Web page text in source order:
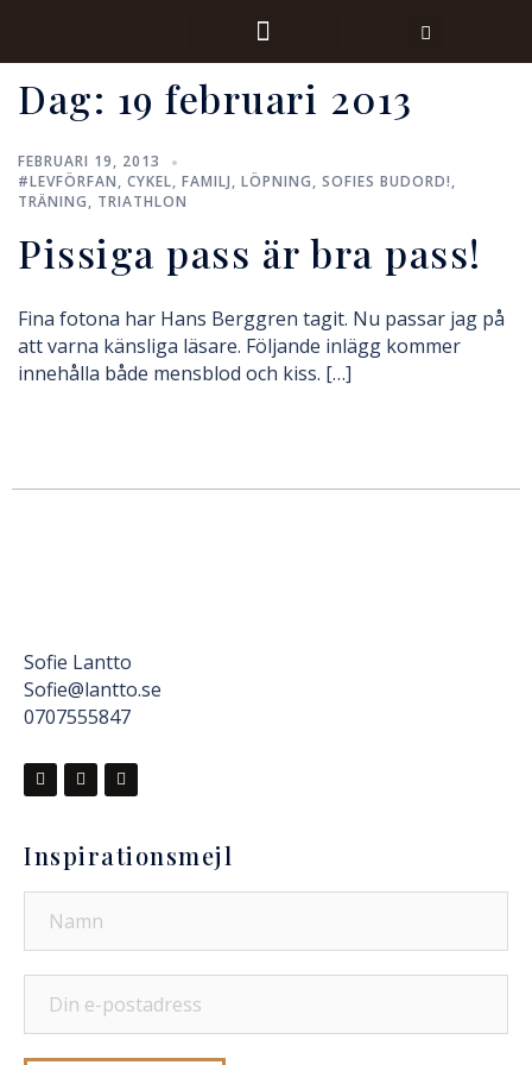
Dag: 19 februari 2013
FEBRUARI 19, 2013
#LEVFÖRFAN, CYKEL, FAMILJ, LÖPNING, SOFIES BUDORD!,
TRÄNING, TRIATHLON
Pissiga pass är bra pass!
Fina fotona har Hans Berggren tagit. Nu passar jag på
att varna känsliga läsare. Följande inlägg kommer
innehålla både mensblod och kiss. […]
Sofie Lantto
Sofie@lantto.se
0707555847
Inspirationsmejl